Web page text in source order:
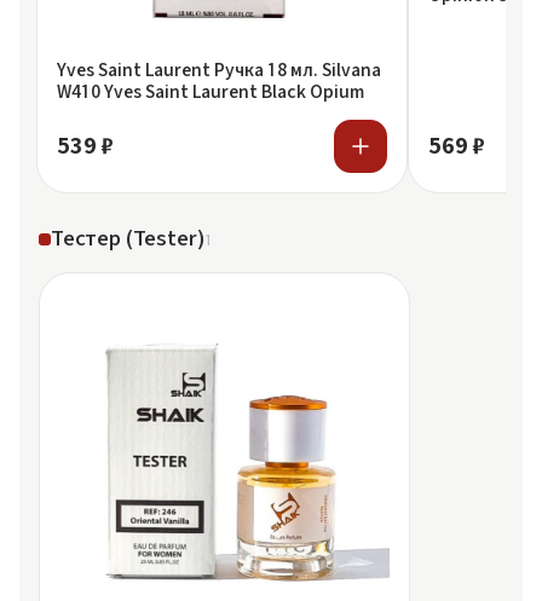
Yves Saint Laurent Ручка 18 мл. Silvana
W410 Yves Saint Laurent Black Opium
539 ₽ 569 ₽
Тестер (Tester)1